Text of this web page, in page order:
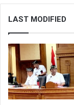
LAST MODIFIED